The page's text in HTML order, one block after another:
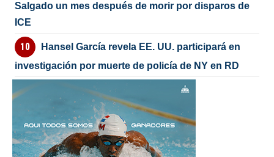
Salgado un mes después de morir por disparos de
ICE
Hansel García revela EE. UU. participará en
investigación por muerte de policía de NY en RD